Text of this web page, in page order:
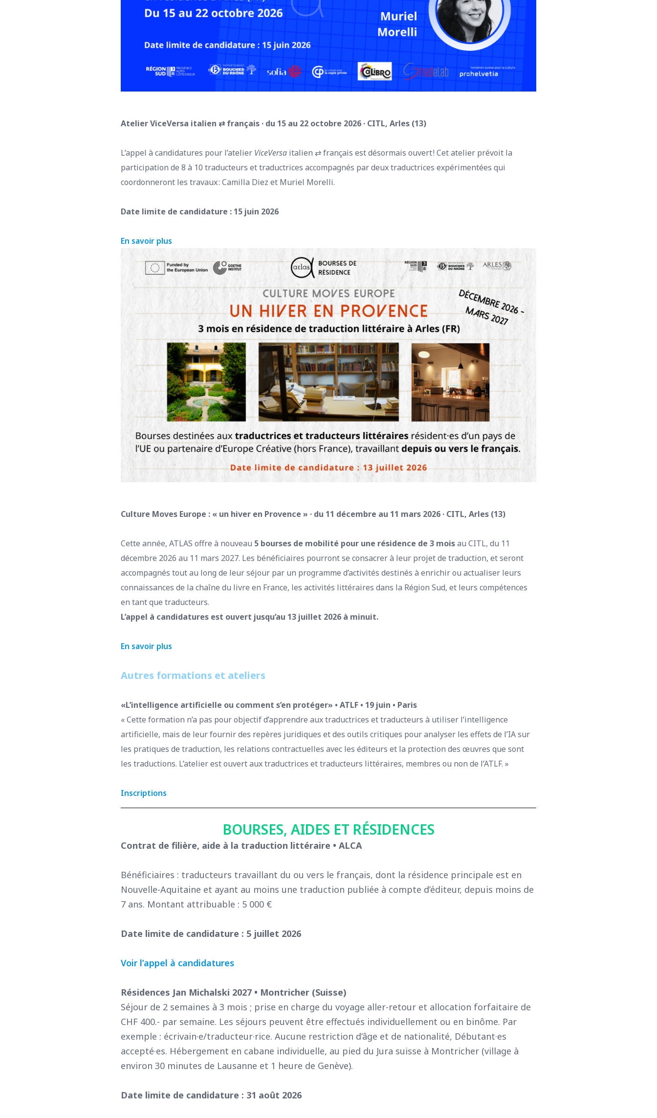
Atelier ViceVersa italien ⇄ français · du 15 au 22 octobre 2026 · CITL, Arles (13)
L’appel à candidatures pour l’atelier ViceVersa italien ⇄ français est désormais ouvert ! Cet atelier prévoit la
participation de 8 à 10 traducteurs et traductrices accompagnés par deux traductrices expérimentées qui
coordonneront les travaux : Camilla Diez et Muriel Morelli.
Date limite de candidature : 15 juin 2026
En savoir plus
Culture Moves Europe : « un hiver en Provence » · du 11 décembre au 11 mars 2026 · CITL, Arles (13)
Cette année, ATLAS offre à nouveau 5 bourses de mobilité pour une résidence de 3 moisau CITL, du 11
décembre 2026 au 11 mars 2027. Les bénéficiaires pourront se consacrer à leur projet de traduction, et seront
accompagnés tout au long de leur séjour par un programme d’activités destinés à enrichir ou actualiser leurs
connaissances de la chaîne du livre en France, les activités littéraires dans la Région Sud, et leurs compétences
en tant que traducteurs.
L’appel à candidatures est ouvert jusqu’au 13 juillet 2026 à minuit.
En savoir plus
Autres formations et ateliers
«L’intelligence artificielle ou comment s’en protéger» • ATLF • 19 juin • Paris
« Cette formation n’a pas pour objectif d’apprendre aux traductrices et traducteurs à utiliser l’intelligence
artificielle, mais de leur fournir des repères juridiques et des outils critiques pour analyser les effets de l’IA sur
les pratiques de traduction, les relations contractuelles avec les éditeurs et la protection des œuvres que sont
les traductions. L’atelier est ouvert aux traductrices et traducteurs littéraires, membres ou non de l’ATLF. »
Inscriptions
BOURSES, AIDES ET RÉSIDENCES
Contrat de filière, aide à la traduction littéraire • ALCA
Bénéficiaires : traducteurs travaillant du ou vers le français, dont la résidence principale est en
Nouvelle-Aquitaine et ayant au moins une traduction publiée à compte d’éditeur, depuis moins de
7 ans. Montant attribuable : 5 000 €
Date limite de candidature : 5 juillet 2026
Voir l’appel à candidatures
Résidences Jan Michalski 2027 • Montricher (Suisse)
Séjour de 2 semaines à 3 mois ; prise en charge du voyage aller-retour et allocation forfaitaire de
CHF 400.- par semaine. Les séjours peuvent être effectués individuellement ou en binôme. Par
exemple : écrivain·e/traducteur·rice. Aucune restriction d’âge et de nationalité, Débutant·es
accepté·es. Hébergement en cabane individuelle, au pied du Jura suisse à Montricher (village à
environ 30 minutes de Lausanne et 1 heure de Genève).
Date limite de candidature : 31 août 2026